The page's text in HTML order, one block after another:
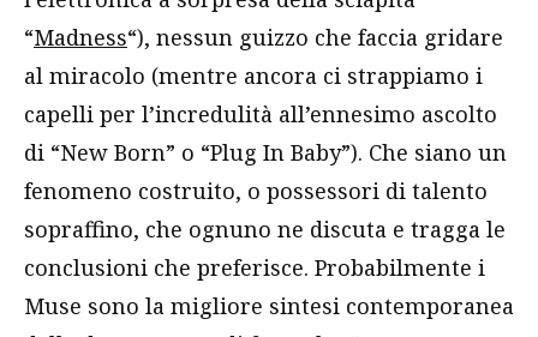
“Madness“), nessun guizzo che faccia gridare
al miracolo (mentre ancora ci strappiamo i
capelli per l’incredulità all’ennesimo ascolto
di “New Born” o “Plug In Baby”). Che siano un
fenomeno costruito, o possessori di talento
sopraffino, che ognuno ne discuta e tragga le
conclusioni che preferisce. Probabilmente i
Muse sono la migliore sintesi contemporanea